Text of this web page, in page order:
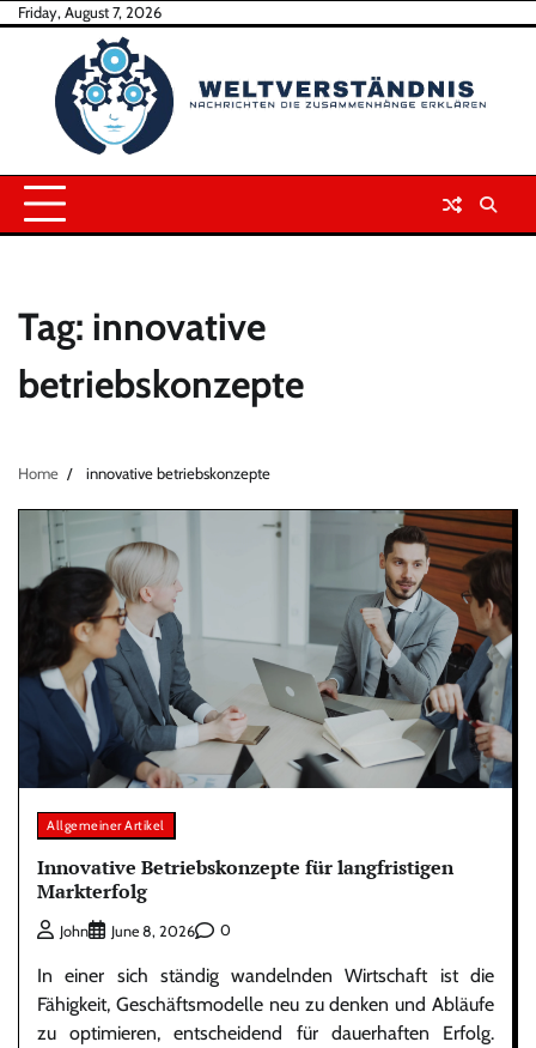
SkipFriday, August 7, 2026
Tag: innovative
betriebskonzepte
Home innovative betriebskonzepte
Allgemeiner Artikel
Innovative Betriebskonzepte für langfristigen
Markterfolg
John June 8, 2026 0
In einer sich ständig wandelnden Wirtschaft ist die
Fähigkeit, Geschäftsmodelle neu zu denken und Abläufe
zu optimieren, entscheidend für dauerhaften Erfolg.